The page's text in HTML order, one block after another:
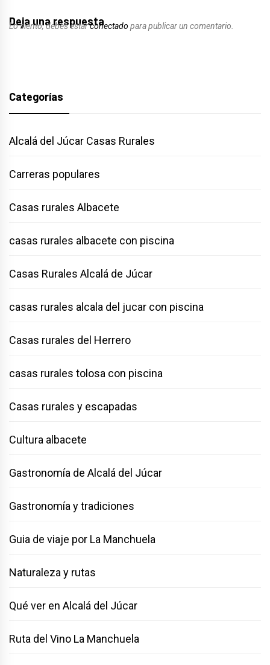
Deja una respuesta
Lo siento, debes estarconectado para publicar un comentario.
Categorías
Alcalá del Júcar Casas Rurales
Carreras populares
Casas rurales Albacete
casas rurales albacete con piscina
Casas Rurales Alcalá de Júcar
casas rurales alcala del jucar con piscina
Casas rurales del Herrero
casas rurales tolosa con piscina
Casas rurales y escapadas
Cultura albacete
Gastronomía de Alcalá del Júcar
Gastronomía y tradiciones
Guia de viaje por La Manchuela
Naturaleza y rutas
Qué ver en Alcalá del Júcar
Ruta del Vino La Manchuela